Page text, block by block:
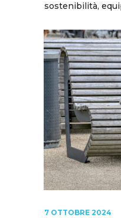
sostenibilità,
7 OTTOBRE 2024